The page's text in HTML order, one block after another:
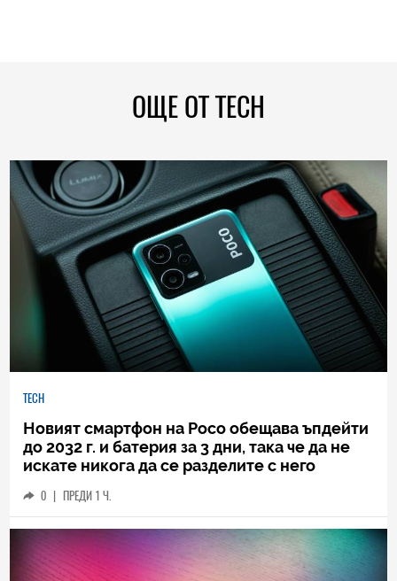
ОЩЕ ОТ TECH
TECH
Новият смартфон на Poco обещава ъпдейти
до 2032 г. и батерия за 3 дни, така че да не
искате никога да се разделите с него
0 | ПРЕДИ 1 Ч.